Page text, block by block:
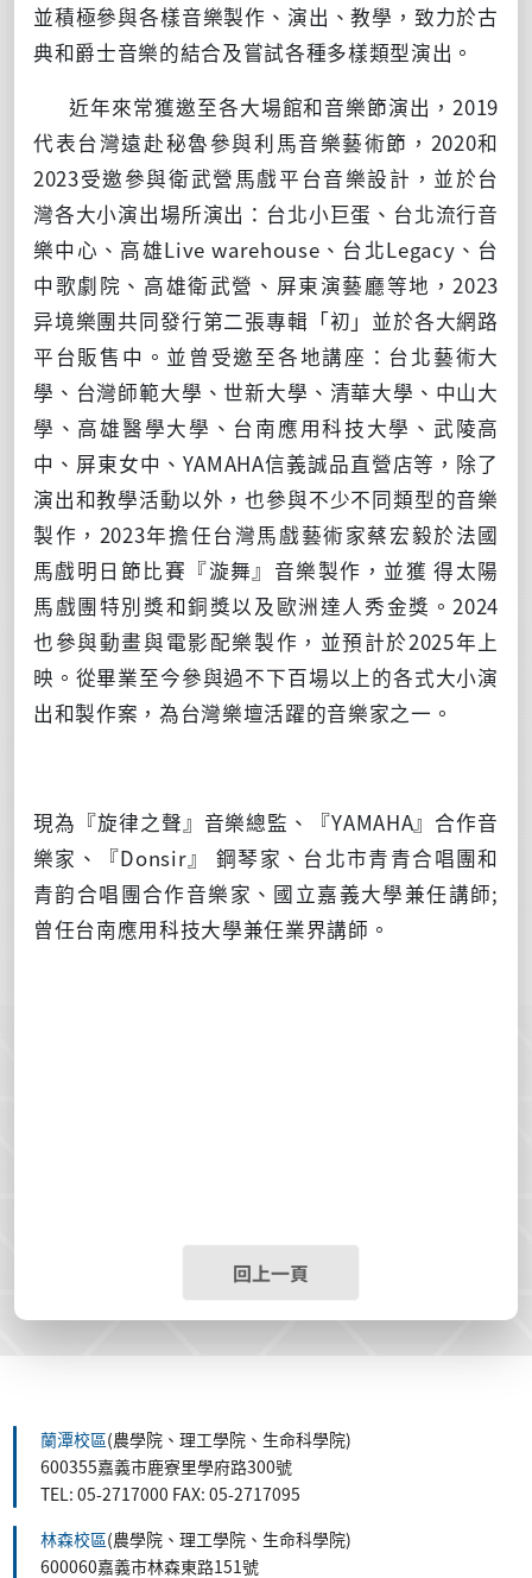
並積極參與各樣音樂製作、演出、教學，致力於古
典和爵士音樂的結合及嘗試各種多樣類型演出。
近年來常獲邀至各大場館和音樂節演出， 2019
代表台灣遠赴秘魯參與利馬音樂藝術節， 2020和
2023受邀參與衛武營馬戲平台音樂設計，並於台
灣各大小演出場所演出：台北小巨蛋、台北流行音
樂中心、高雄Live warehouse 、台北Legacy 、台
中歌劇院、高雄衛武營、屏東演藝廳等地， 2023
异境樂團共同發行第二張專輯「初」並於各大網路
平台販售中。並曾受邀至各地講座：台北藝術大
學、台灣師範大學、世新大學、清華大學、中山大
學、高雄醫學大學、台南應用科技大學、武陵高
中、屏東女中、 YAMAHA信義誠品直營店等，除了
演出和教學活動以外，也參與不少不同類型的音樂
製作， 2023年擔任台灣馬戲藝術家蔡宏毅於法國
馬戲明日節比賽『漩舞』音樂製作，並獲 得太陽
馬戲團特別獎和銅獎以及歐洲達人秀金獎。 2024
也參與動畫與電影配樂製作，並預計於2025年上
映。從畢業至今參與過不下百場以上的各式大小演
出和製作案，為台灣樂壇活躍的音樂家之一。
現為『旋律之聲』音樂總監、『YAMAHA』合作音
樂家、『Donsir』 鋼琴家、台北市青青合唱團和
青韵合唱團合作音樂家、國立嘉義大學兼任講師;
曾任台南應用科技大學兼任業界講師。
回上一頁
蘭潭校區(農學院、理工學院、生命科學院)
600355嘉義市鹿寮里學府路300號
TEL: 05-2717000 FAX: 05-2717095
林森校區(農學院、理工學院、生命科學院)
600060嘉義市林森東路151號